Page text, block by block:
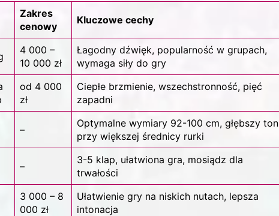
Zakres
cenowy
Kluczowe cechy
4 000 –
10 000 zł
Łagodny dźwięk, popularność w grupach,
wymaga siły do gry
od 4 000
zł
Ciepłe brzmienie, wszechstronność, pięć
zapadni
–
Optymalne wymiary 92-100 cm, głębszy ton
przy większej średnicy rurki
–
3-5 klap, ułatwiona gra, mosiądz dla
trwałości
3 000 – 8
000 zł
Ułatwienie gry na niskich nutach, lepsza
intonacja